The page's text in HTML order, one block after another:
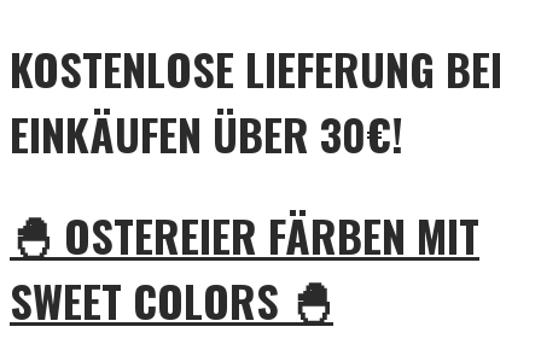
KOSTENLOSE LIEFERUNG BEI
EINKÄUFEN ÜBER 30€!
🐣 OSTEREIER FÄRBEN MIT
SWEET COLORS 🐣